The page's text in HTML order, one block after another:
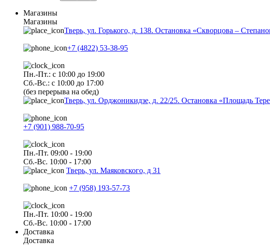
Магазины
Магазины
Тверь, ул. Горького, д. 138. Остановка «Скворцова –
+7 (4822) 53-38-95
Пн.-Пт.: с 10:00 до 19:00
Сб.-Вс.: с 10:00 до 17:00
(без перерыва на обед)
Тверь, ул. Орджоникидзе, д. 22/25. Остановка «Площадь
+7 (901) 988-70-95
Пн.-Пт. 09:00 - 19:00
Сб.-Вс. 10:00 - 17:00
Тверь, ул. Маяковского, д 31
+7 (958) 193-57-73
Пн.-Пт. 10:00 - 19:00
Сб.-Вс. 10:00 - 17:00
Доставка
Доставка